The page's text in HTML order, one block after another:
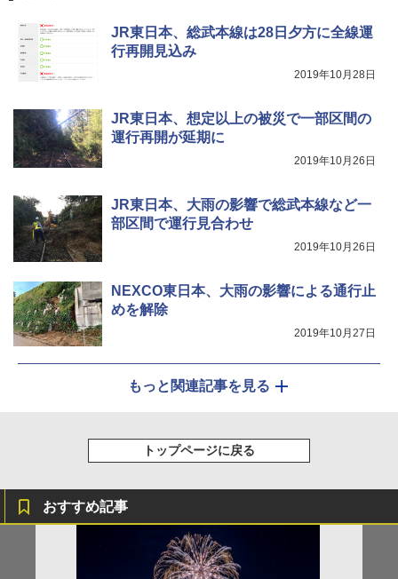
￥6,459
通気窓付き】収納袋付き UVカット 防水 防災
コンパクト iimono117 (ブルー)
JR東日本、総武本線は28日夕方に全線運
行再開見込み
2019年10月28日
JR東日本、想定以上の被災で一部区間の
運行再開が延期に
2019年10月26日
JR東日本、大雨の影響で総武本線など一
部区間で運行見合わせ
2019年10月26日
NEXCO東日本、大雨の影響による通行止
めを解除
2019年10月27日
もっと関連記事を見る
トップページに戻る
おすすめ記事